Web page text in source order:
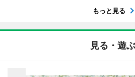
もっと見る
見る・遊ぶ